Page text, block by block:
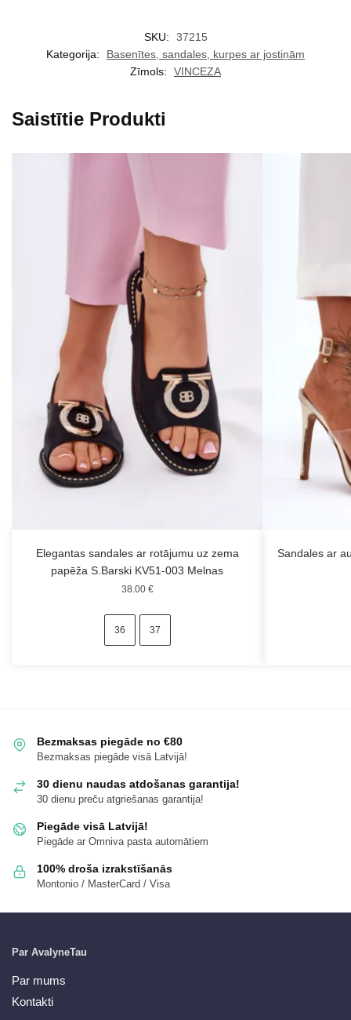
SKU:
37215
Kategorija:
Basenītes, sandales, kurpes ar jostiņām
Zīmols:
VINCEZA
Saistītie Produkti
Elegantas sandales ar rotājumu uz zema
papēža S.Barski KV51-003 Melnas
38.00 €
36 37
Sandales ar
Bezmaksas piegāde no €80
Bezmaksas piegāde visā Latvijā!
30 dienu naudas atdošanas garantija!
30 dienu preču atgriešanas garantija!
Piegāde visā Latvijā!
Piegāde ar Omniva pasta automātiem
100% droša izrakstīšanās
Montonio / MasterCard / Visa
Par AvalyneTau
Par mums
Kontakti